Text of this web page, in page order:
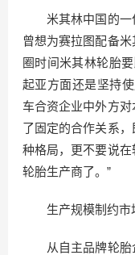
米其林中国的一
曾想为赛拉图配备
圈时间米其林轮胎
起亚方面还是坚持
车合资企业中外方
了固定的合作关系
种格局，更不要说
轮胎生产商了。”
生产规模制约市
从自主品牌轮胎